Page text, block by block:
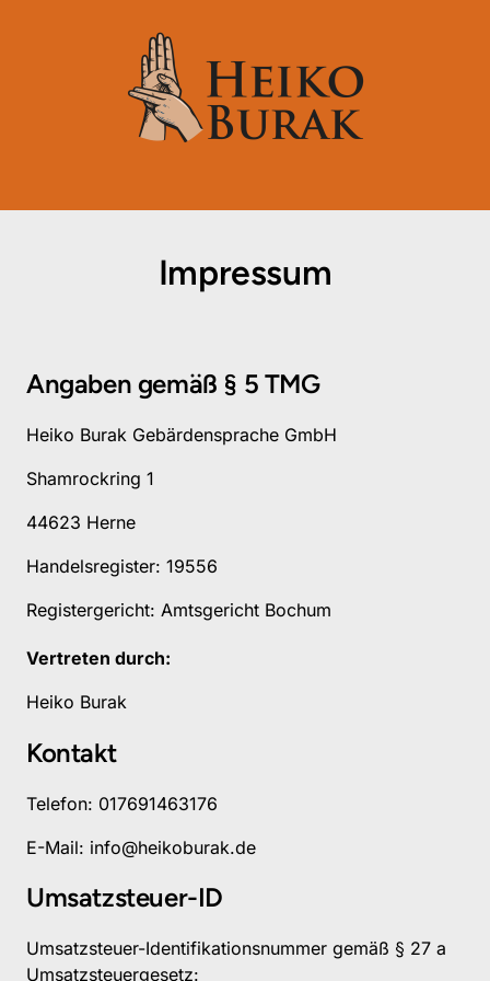
Impressum
Angaben gemäß § 5 TMG
Heiko Burak Gebärdensprache GmbH
Shamrockring 1
44623 Herne
Handelsregister: 19556
Registergericht: Amtsgericht Bochum
Vertreten durch:
Heiko Burak
Kontakt
Telefon: 017691463176
E-Mail: info@heikoburak.de
Umsatzsteuer-ID
Umsatzsteuer-Identifikationsnummer gemäß § 27 a
Umsatzsteuergesetz: